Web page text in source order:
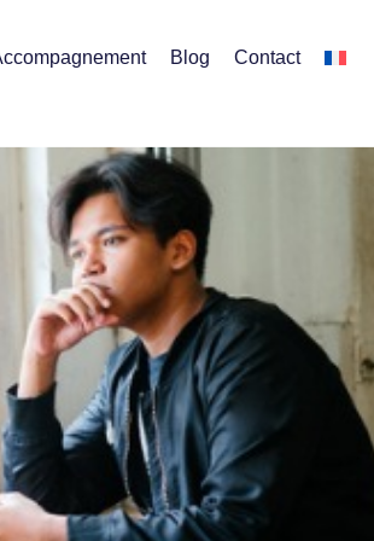
Blog Contact
nouvelle